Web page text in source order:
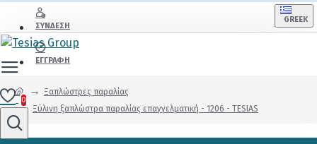
ΣΎΝΔΕΣΗ
ΕΓΓΡΑΦΉ
GREEK
0
Ξαπλώστρες παραλίας
Ξύλινη ξαπλώστρα παραλίας επαγγελματική - 1206 - TESIAS